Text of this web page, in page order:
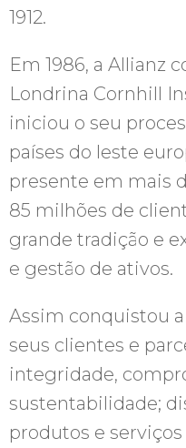
1912.
Em 1986, a Allianz
Londrina Cornhill
iniciou o seu
países do leste
presente em mais
85 milhões de
grande tradição e
e gestão de ativos.
Assim conquistou
seus clientes e
integridade,
sustentabilidade;
produtos e